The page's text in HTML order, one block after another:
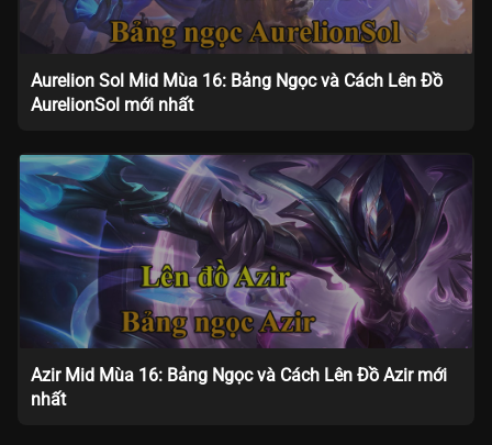
Aurelion Sol Mid Mùa 16: Bảng Ngọc và Cách Lên Đồ
AurelionSol mới nhất
Azir Mid Mùa 16: Bảng Ngọc và Cách Lên Đồ Azir mới
nhất